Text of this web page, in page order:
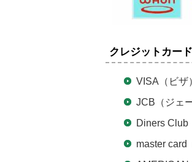
クレジットカード
VISA（ビザ
JCB（ジェ
Diners Club
master card